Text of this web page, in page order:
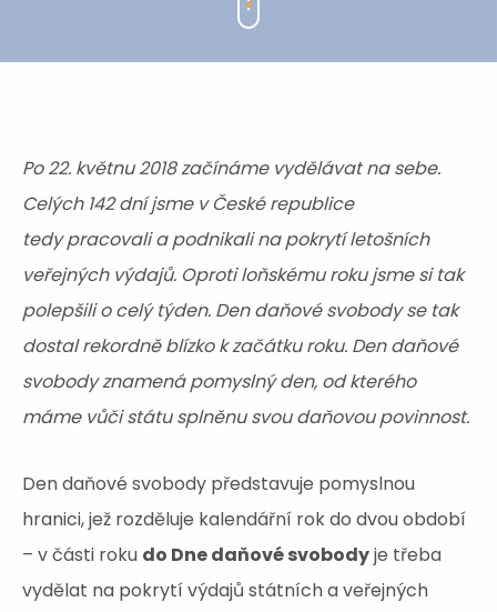
Po 22. květnu 2018 začínáme vydělávat na sebe.
Celých 142 dní jsme v České republice
tedy pracovali a podnikali na pokrytí letošních
veřejných výdajů. Oproti loňskému roku jsme si tak
polepšili o celý týden. Den daňové svobody se tak
dostal rekordně blízko k začátku roku. Den daňové
svobody znamená pomyslný den, od kterého
máme vůči státu splněnu svou daňovou povinnost.
Den daňové svobody představuje pomyslnou
hranici, jež rozděluje kalendářní rok do dvou období
– v části roku do Dne daňové svobodyje třeba
vydělat na pokrytí výdajů státních a veřejných